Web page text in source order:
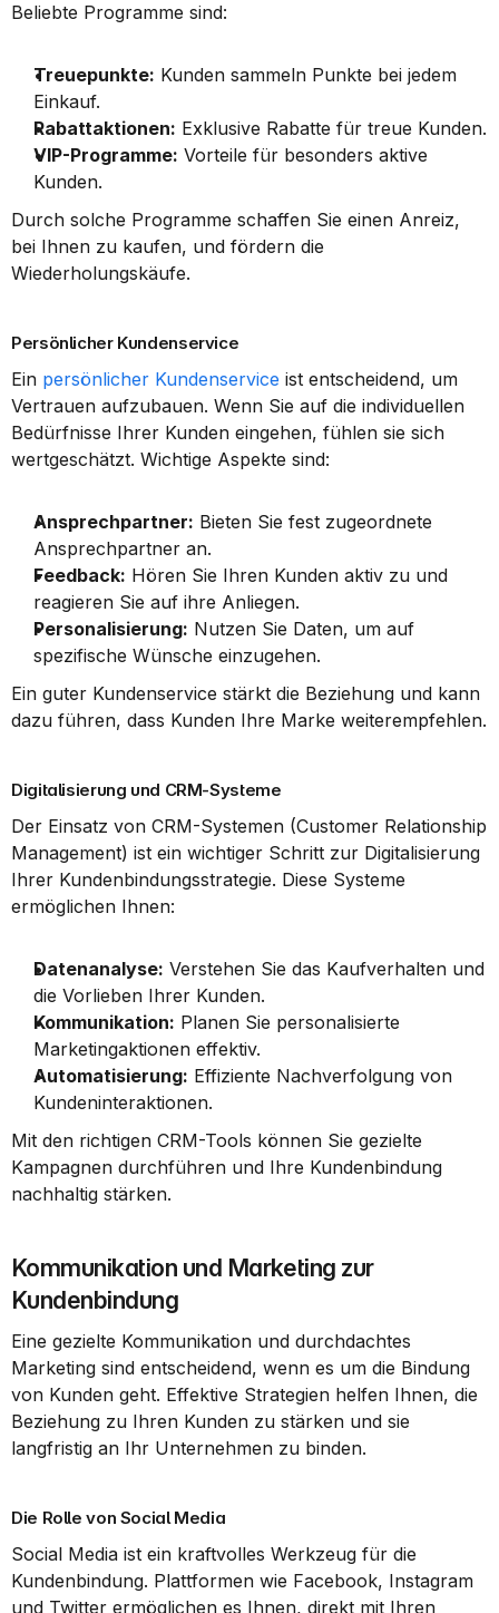
Beliebte Programme sind:
Treuepunkte: Kunden sammeln Punkte bei jedem
Einkauf.
Rabattaktionen: Exklusive Rabatte für treue Kunden.
VIP-Programme: Vorteile für besonders aktive
Kunden.
Durch solche Programme schaffen Sie einen Anreiz,
bei Ihnen zu kaufen, und fördern die
Wiederholungskäufe.
Persönlicher Kundenservice
Ein persönlicher Kundenservice ist entscheidend, um
Vertrauen aufzubauen. Wenn Sie auf die individuellen
Bedürfnisse Ihrer Kunden eingehen, fühlen sie sich
wertgeschätzt. Wichtige Aspekte sind:
Ansprechpartner: Bieten Sie fest zugeordnete
Ansprechpartner an.
Feedback: Hören Sie Ihren Kunden aktiv zu und
reagieren Sie auf ihre Anliegen.
Personalisierung: Nutzen Sie Daten, um auf
spezifische Wünsche einzugehen.
Ein guter Kundenservice stärkt die Beziehung und kann
dazu führen, dass Kunden Ihre Marke weiterempfehlen.
Digitalisierung und CRM-Systeme
Der Einsatz von CRM-Systemen (Customer Relationship
Management) ist ein wichtiger Schritt zur Digitalisierung
Ihrer Kundenbindungsstrategie. Diese Systeme
ermöglichen Ihnen:
Datenanalyse: Verstehen Sie das Kaufverhalten und
die Vorlieben Ihrer Kunden.
Kommunikation: Planen Sie personalisierte
Marketingaktionen effektiv.
Automatisierung: Effiziente Nachverfolgung von
Kundeninteraktionen.
Mit den richtigen CRM-Tools können Sie gezielte
Kampagnen durchführen und Ihre Kundenbindung
nachhaltig stärken.
Kommunikation und Marketing zur
Kundenbindung
Eine gezielte Kommunikation und durchdachtes
Marketing sind entscheidend, wenn es um die Bindung
von Kunden geht. Effektive Strategien helfen Ihnen, die
Beziehung zu Ihren Kunden zu stärken und sie
langfristig an Ihr Unternehmen zu binden.
Die Rolle von Social Media
Social Media ist ein kraftvolles Werkzeug für die
Kundenbindung. Plattformen wie Facebook, Instagram
und Twitter ermöglichen es Ihnen, direkt mit Ihren